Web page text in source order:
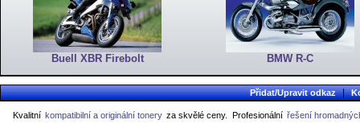
Buell XBR Firebolt BMW R-C
Přidat/Upravit odkaz |
Kvalitní kompatibilní a originální tonery za skvělé ceny. Profesionální řešení